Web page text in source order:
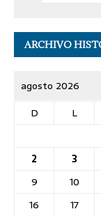
ARCHIVO
agosto 2026
D
L
2
3
9
10
16
17